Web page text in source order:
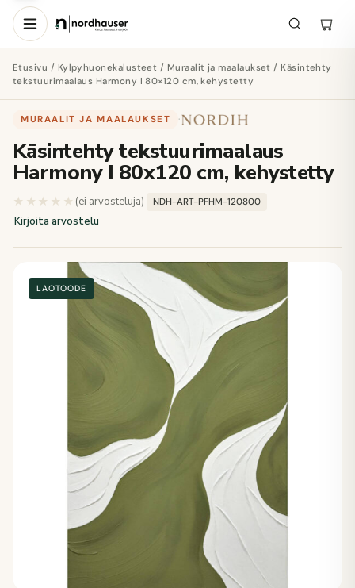
Etusivu / Kylpyhuonekalusteet / Muraalit ja maalaukset / Käsintehty
tekstuurimaalaus Harmony I 80×120 cm, kehystetty
MURAALIT JA MAALAUKSET ·
Käsintehty tekstuurimaalaus
Harmony I 80x120 cm, kehystetty
★★★★★ ★★★★★
(ei arvosteluja)· NDH-ART-PFHM-120800
·
Kirjoita arvostelu
LAOTOODE